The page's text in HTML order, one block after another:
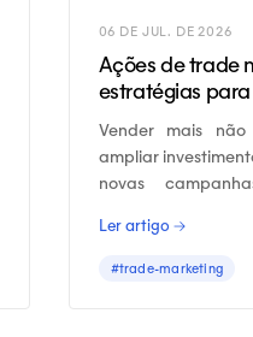
06 DE JUL. DE 2026
Ações de trade
estratégias
Vender mais
ampliar
novas
capacidade de
trade marketing
Ler artigo →
#trade-marketing